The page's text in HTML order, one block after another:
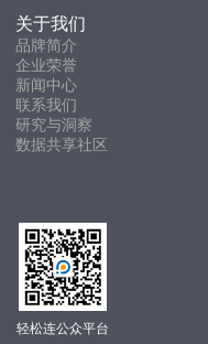
关于我们
品牌简介
企业荣誉
新闻中心
联系我们
研究与洞察
数据共享社区
轻松连公众平台